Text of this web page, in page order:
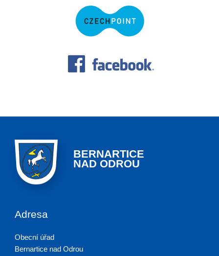
BERNARTICE
NAD ODROU
Adresa
Obecní úřad
Bernartice nad Odrou